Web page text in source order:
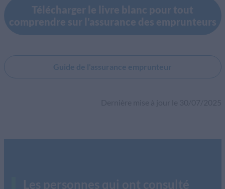
Télécharger le livre blanc pour tout
comprendre sur l'assurance des emprunteurs
Guide de l'assurance emprunteur
Les personnes qui ont consulté